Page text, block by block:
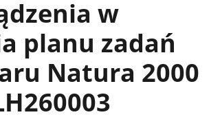
w
planu zadań
Natura 2000